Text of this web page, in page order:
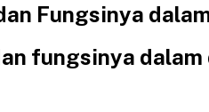
Fungsinya
fungsinya